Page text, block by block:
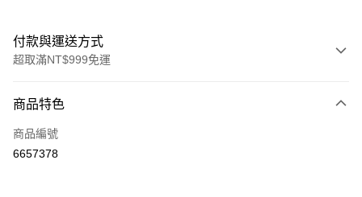
付款與運送方式
超取滿NT$999免運
信用卡一次付款
超商取貨付款
商品特色
商品編號
6657378